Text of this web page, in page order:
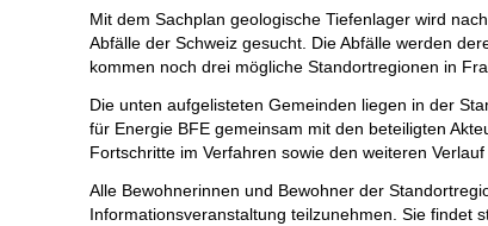
Mit dem Sachplan geologische Tiefenlager wird
Abfälle der Schweiz gesucht. Die Abfälle werden
kommen noch drei mögliche Standortregionen in
Die unten aufgelisteten Gemeinden liegen in der
für Energie BFE gemeinsam mit den beteiligten
Fortschritte im Verfahren sowie den weiteren
Alle Bewohnerinnen und Bewohner der
Informationsveranstaltung teilzunehmen. Sie findet